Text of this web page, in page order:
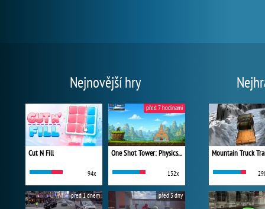
Nejnovější hry
Cut N Fill
94x
One Shot Tower: Physics Destroyer
132x
před 7 hodinami
před 1 dnem před 3 dny
Mountain Truck